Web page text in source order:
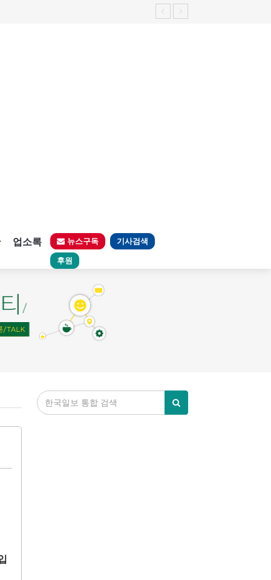
업소록 뉴스구독 기사검색
후원